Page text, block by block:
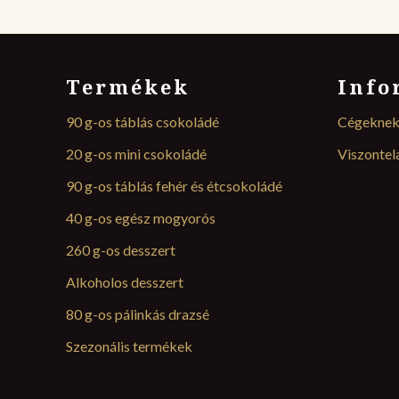
Termékek
90 g-os táblás csokoládé
20 g-os mini csokoládé
90 g-os táblás fehér és étcsokoládé
40 g-os egész mogyorós
260 g-os desszert
Alkoholos desszert
80 g-os pálinkás drazsé
Szezonális termékek
Cégeknek